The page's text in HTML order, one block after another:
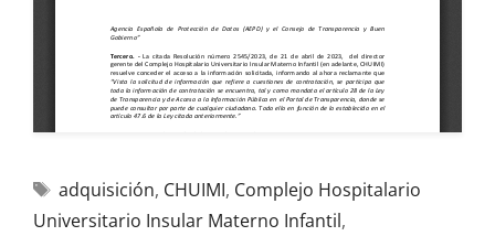
adquisición, CHUIMI, Complejo Hospitalario
Universitario Insular Materno Infantil,